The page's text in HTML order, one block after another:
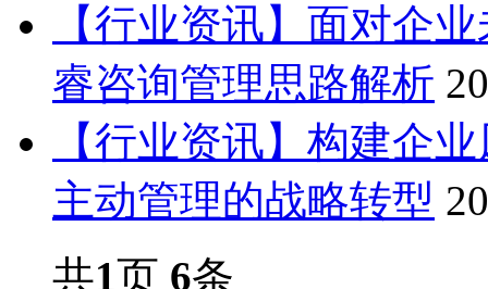
【行业资讯】面对企
睿咨询管理思路解析
【行业资讯】构建企
主动管理的战略转型
共1页 6条